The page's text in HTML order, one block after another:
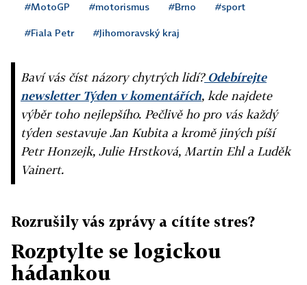
#MotoGP #motorismus #Brno #sport
#Fiala Petr #Jihomoravský kraj
Baví vás číst názory chytrých lidí?Odebírejte
newsletter Týden v komentářích, kde najdete
výběr toho nejlepšího. Pečlivě ho pro vás každý
týden sestavuje Jan Kubita a kromě jiných píší
Petr Honzejk, Julie Hrstková, Martin Ehl a Luděk
Vainert.
Rozrušily vás zprávy a cítíte stres?
Rozptylte se logickou
hádankou